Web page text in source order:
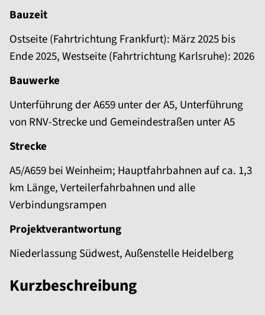
Bauzeit
Ostseite (Fahrtrichtung Frankfurt): März 2025 bis
Ende 2025, Westseite (Fahrtrichtung Karlsruhe): 2026
Bauwerke
Unterführung der A659 unter der A5, Unterführung
von RNV-Strecke und Gemeindestraßen unter A5
Strecke
A5/A659 bei Weinheim; Hauptfahrbahnen auf ca. 1,3
km Länge, Verteilerfahrbahnen und alle
Verbindungsrampen
Projektverantwortung
Niederlassung Südwest, Außenstelle Heidelberg
Kurzbeschreibung